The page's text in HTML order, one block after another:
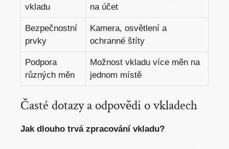
vkladu
na účet
Bezpečnostní
prvky
Kamera, osvětlení a
ochranné štíty
Podpora
různých měn
Možnost vkladu více měn na
jednom místě
Časté dotazy a odpovědi o vkladech
Jak dlouho trvá zpracování vkladu?